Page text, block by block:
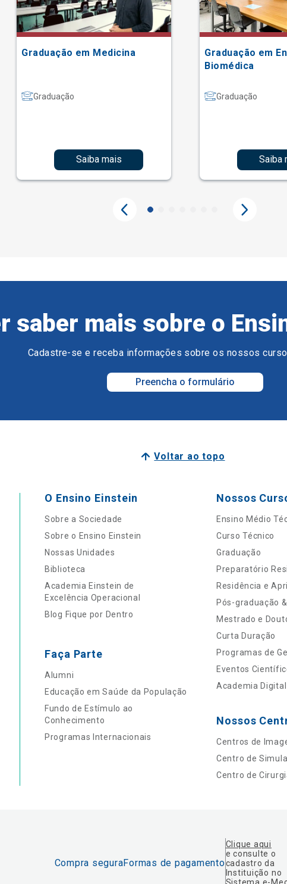
Graduação em Medicina
Graduação
Saiba mais
Graduação em
Biomédica
Graduação
Saiba
saber mais sobre o
Cadastre-se e receba informações sobre os nossos
Preencha o formulário
Voltar ao topo
O Ensino Einstein
Sobre a Sociedade
Sobre o Ensino Einstein
Nossas Unidades
Biblioteca
Academia Einstein de
Excelência Operacional
Blog Fique por Dentro
Faça Parte
Alumni
Educação em Saúde da População
Fundo de Estímulo ao
Conhecimento
Programas Internacionais
Nossos
Ensino Médio
Curso Técnico
Graduação
Preparatório
Residência e
Pós-graduação
Mestrado e
Curta Duração
Programas de
Eventos
Academia
Nossos
Centros de
Centro de
Centro de
Compra seguraFormas de pagamento
Clique aqui
e consulte o
cadastro da
Instituição no